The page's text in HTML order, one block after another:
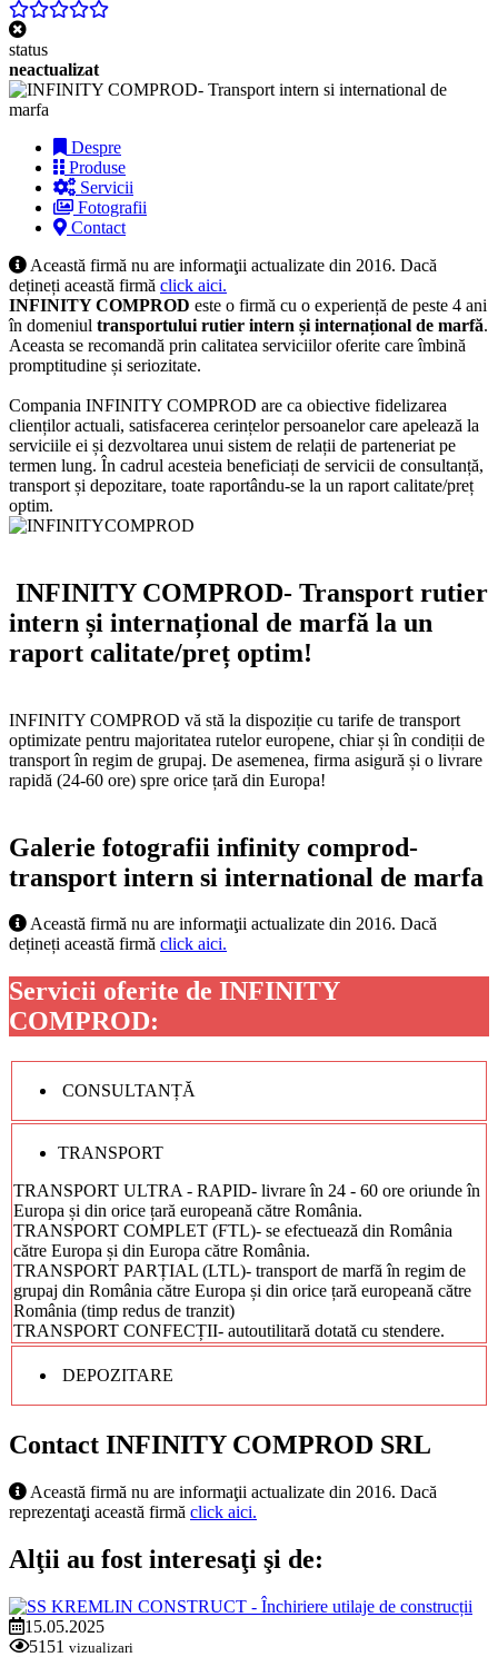
status
neactualizat
Despre
Produse
Servicii
Fotografii
Contact
Această firmă nu are informaţii actualizate din 2016. Dacă
dețineți această firmă click aici.
INFINITY COMPROD este o firmă cu o experiență de peste 4 ani
în domeniul transportului rutier intern și internațional de marfă.
Aceasta se recomandă prin calitatea serviciilor oferite care îmbină
promptitudine și seriozitate.
Compania INFINITY COMPROD are ca obiective fidelizarea
clienților actuali, satisfacerea cerințelor persoanelor care apelează la
serviciile ei și dezvoltarea unui sistem de relații de parteneriat pe
termen lung. În cadrul acesteia beneficiați de servicii de consultanță,
transport și depozitare, toate raportându-se la un raport calitate/preț
optim.
INFINITY COMPROD- Transport rutier
intern și internațional de marfă la un
raport calitate/preț optim!
INFINITY COMPROD vă stă la dispoziție cu tarife de transport
optimizate pentru majoritatea rutelor europene, chiar și în condiții de
transport în regim de grupaj. De asemenea, firma asigură și o livrare
rapidă (24-60 ore) spre orice țară din Europa!
Galerie fotografii infinity comprod-
transport intern si international de marfa
Această firmă nu are informaţii actualizate din 2016. Dacă
dețineți această firmă click aici.
Servicii oferite de INFINITY
COMPROD:
CONSULTANȚĂ
TRANSPORT
TRANSPORT ULTRA - RAPID- livrare în 24 - 60 ore oriunde în
Europa și din orice țară europeană către România.
TRANSPORT COMPLET (FTL)- se efectuează din România
către Europa și din Europa către România.
TRANSPORT PARȚIAL (LTL)- transport de marfă în regim de
grupaj din România către Europa și din orice țară europeană către
România (timp redus de tranzit)
TRANSPORT CONFECȚII- autoutilitară dotată cu stendere.
DEPOZITARE
Contact INFINITY COMPROD SRL
Această firmă nu are informaţii actualizate din 2016. Dacă
reprezentaţi această firmă click aici.
Alţii au fost interesaţi şi de:
15.05.2025
5151 vizualizari